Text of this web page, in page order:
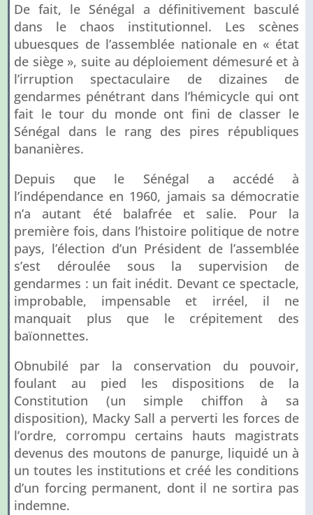
De fait, le Sénégal a définitivement basculé
dans le chaos institutionnel. Les scènes
ubuesques de l’assemblée nationale en « état
de siège », suite au déploiement démesuré et à
l’irruption spectaculaire de dizaines de
gendarmes pénétrant dans l’hémicycle qui ont
fait le tour du monde ont fini de classer le
Sénégal dans le rang des pires républiques
bananières.
Depuis que le Sénégal a accédé à
l’indépendance en 1960, jamais sa démocratie
n’a autant été balafrée et salie. Pour la
première fois, dans l’histoire politique de notre
pays, l’élection d’un Président de l’assemblée
s’est déroulée sous la supervision de
gendarmes : un fait inédit. Devant ce spectacle,
improbable, impensable et irréel, il ne
manquait plus que le crépitement des
baïonnettes.
Obnubilé par la conservation du pouvoir,
foulant au pied les dispositions de la
Constitution (un simple chiffon à sa
disposition), Macky Sall a perverti les forces de
l’ordre, corrompu certains hauts magistrats
devenus des moutons de panurge, liquidé un à
un toutes les institutions et créé les conditions
d’un forcing permanent, dont il ne sortira pas
indemne.